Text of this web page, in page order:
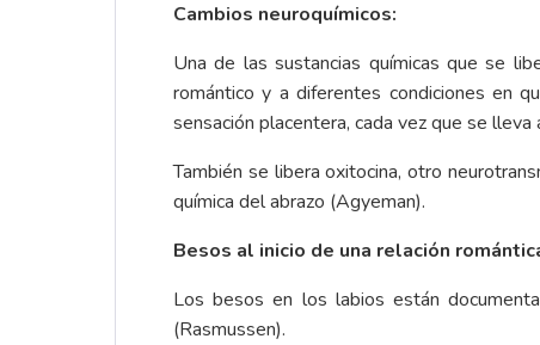
Cambios neuroquímicos:
Una de las sustancias químicas que se
romántico y a diferentes condiciones en
sensación placentera, cada vez que se
También se libera oxitocina, otro
química del abrazo (Agyeman).
Besos al inicio de una relación
Los besos en los labios están
(Rasmussen).